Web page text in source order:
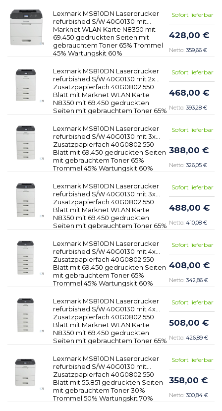
Lexmark MS810DN Laserdrucker
refurbished S/W 40G0130 mit
Marknet WLAN Karte N8350 mit
69.450 gedruckten Seiten mit
gebrauchtem Toner 65% Trommel
45% Wartungskit 60%
Sofort lieferbar
428,00 €
359,66 €
Lexmark MS810DN Laserdrucker
refurbished S/W 40G0130 mit 2x
Zusatzpapierfach 40G0802 550
Blatt mit Marknet WLAN Karte
N8350 mit 69.450 gedruckten
Seiten mit gebrauchtem Toner 65%
Sofort lieferbar
468,00 €
393,28 €
Lexmark MS810DN Laserdrucker
refurbished S/W 40G0130 mit 3x
Zusatzpapierfach 40G0802 550
Blatt mit 69.450 gedruckten Seiten
mit gebrauchtem Toner 65%
Trommel 45% Wartungskit 60%
Sofort lieferbar
388,00 €
326,05 €
Lexmark MS810DN Laserdrucker
refurbished S/W 40G0130 mit 3x
Zusatzpapierfach 40G0802 550
Blatt mit Marknet WLAN Karte
N8350 mit 69.450 gedruckten
Seiten mit gebrauchtem Toner 65%
Sofort lieferbar
488,00 €
410,08 €
Lexmark MS810DN Laserdrucker
refurbished S/W 40G0130 mit 4x
Zusatzpapierfach 40G0802 550
Blatt mit 69.450 gedruckten Seiten
mit gebrauchtem Toner 65%
Trommel 45% Wartungskit 60%
Sofort lieferbar
408,00 €
342,86 €
Lexmark MS810DN Laserdrucker
refurbished S/W 40G0130 mit 4x
Zusatzpapierfach 40G0802 550
Blatt mit Marknet WLAN Karte
N8350 mit 69.450 gedruckten
Seiten mit gebrauchtem Toner 65%
Sofort lieferbar
508,00 €
426,89 €
Lexmark MS810DN Laserdrucker
refurbished S/W 40G0130 mit
Zusatzpapierfach 40G0802 550
Blatt mit 55.851 gedruckten Seiten
mit gebrauchtem Toner 30%
Trommel 50% Wartungskit 70%
Sofort lieferbar
358,00 €
300,84 €